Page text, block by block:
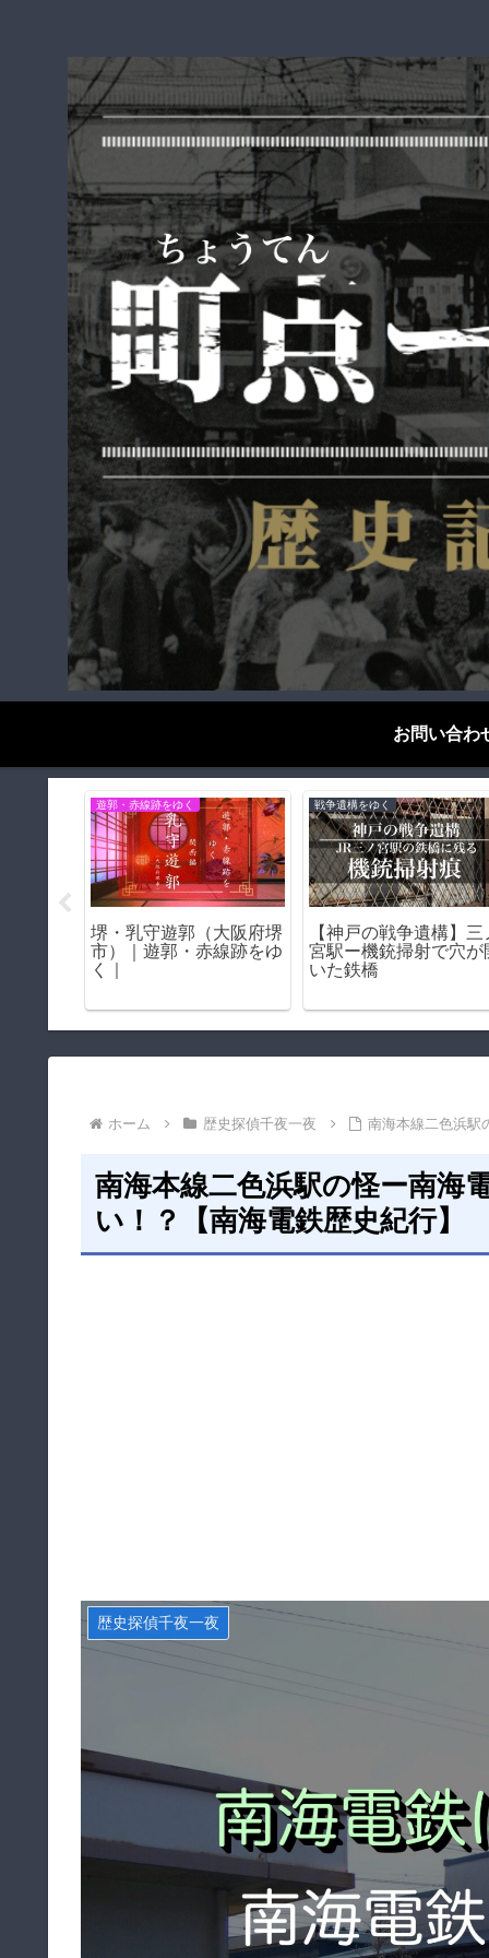
お問い合わ
遊郭・赤線跡をゆく
東京・玉の井の歴史｜遊
郭ではない！日本最大の
私娼窟の正体
歴史探偵千夜一夜
天王寺駅の怪－天王寺
に残る阪和電鉄の遺構
ち【阪和線歴史紀行】
ホーム 歴史探偵千夜一夜 南海本線二色浜駅
南海本線二色浜駅の怪ー南海
い！？【南海電鉄歴史紀行】
歴史探偵千夜一夜